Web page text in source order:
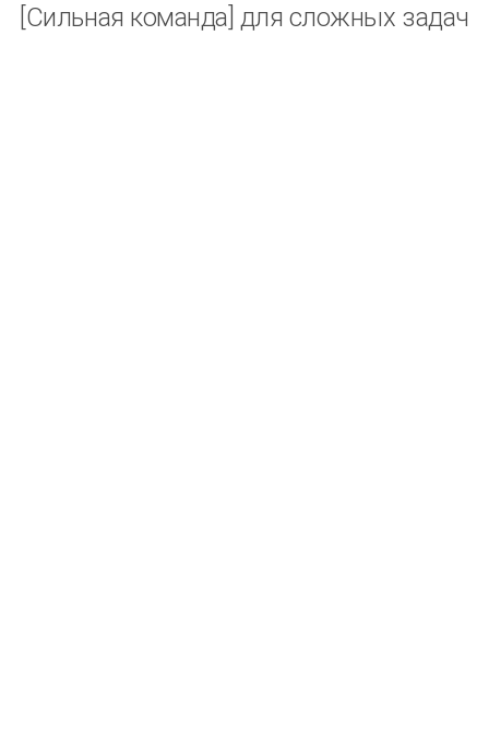
[Сильная команда] для сложных задач